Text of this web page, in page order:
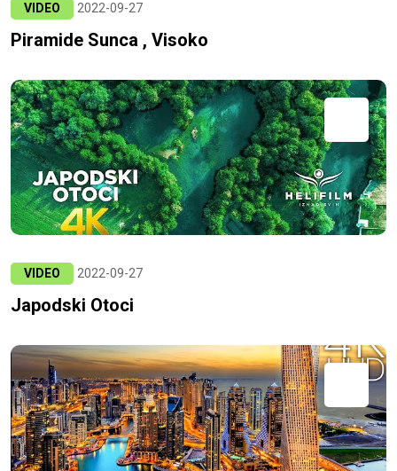
VIDEO 2022-09-27
Piramide Sunca , Visoko
VIDEO 2022-09-27
Japodski Otoci